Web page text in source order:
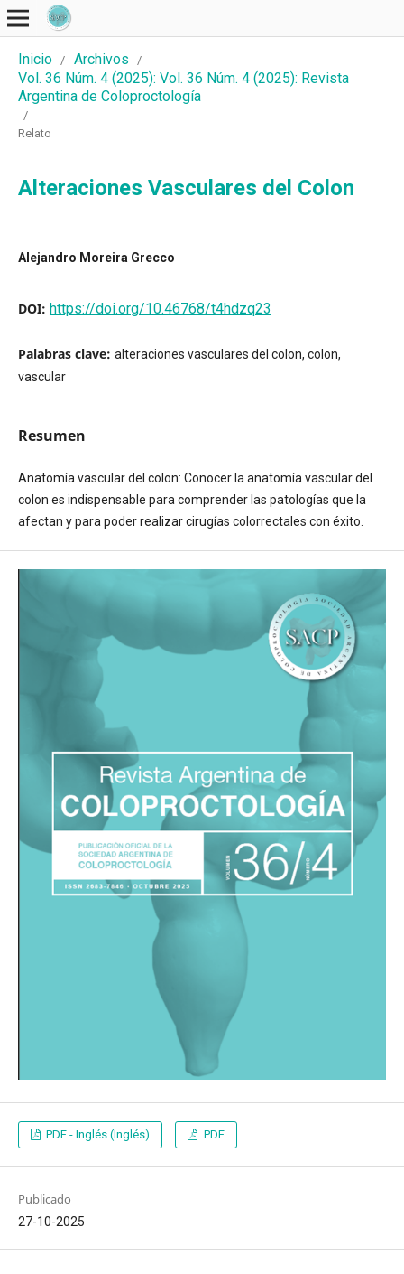
Inicio / Archivos /
Vol. 36 Núm. 4 (2025): Vol. 36 Núm. 4 (2025): Revista
Argentina de Coloproctología
/
Relato
Alteraciones Vasculares del Colon
Alejandro Moreira Grecco
DOI: https://doi.org/10.46768/t4hdzq23
Palabras clave: alteraciones vasculares del colon, colon,
vascular
Resumen
Anatomía vascular del colon: Conocer la anatomía vascular del
colon es indispensable para comprender las patologías que la
afectan y para poder realizar cirugías colorrectales con éxito.
PDF - Inglés (Inglés) PDF
Publicado
27-10-2025